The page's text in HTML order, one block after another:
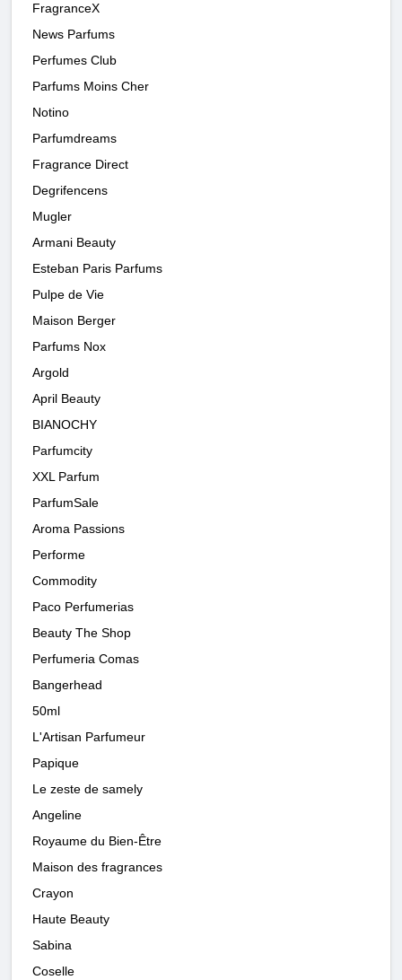
FragranceX
News Parfums
Perfumes Club
Parfums Moins Cher
Notino
Parfumdreams
Fragrance Direct
Degrifencens
Mugler
Armani Beauty
Esteban Paris Parfums
Pulpe de Vie
Maison Berger
Parfums Nox
Argold
April Beauty
BIANOCHY
Parfumcity
XXL Parfum
ParfumSale
Aroma Passions
Performe
Commodity
Paco Perfumerias
Beauty The Shop
Perfumeria Comas
Bangerhead
50ml
L'Artisan Parfumeur
Papique
Le zeste de samely
Angeline
Royaume du Bien-Être
Maison des fragrances
Crayon
Haute Beauty
Sabina
Coselle